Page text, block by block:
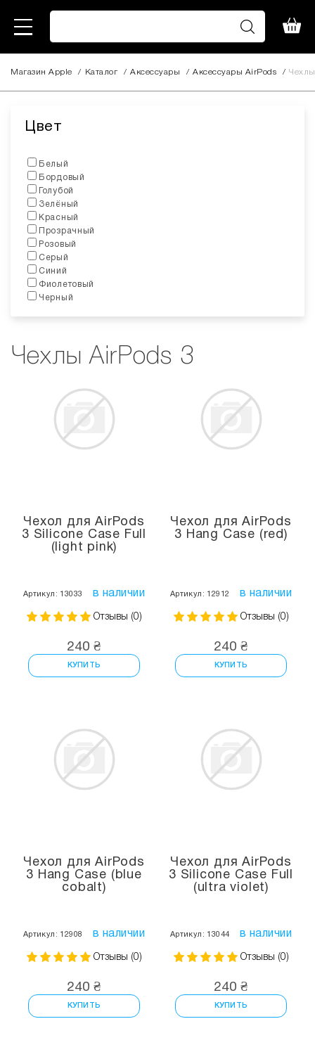
Магазин Apple / Каталог / Аксессуары / Aксессуары AirPods /
Цвет
Белый
Бордовый
Голубой
Зелёный
Красный
Прозрачный
Розовый
Серый
Синий
Фиолетовый
Черный
Чехлы AirPods 3
Чехол для AirPods
3 Silicone Case Full
(light pink)
Артикул: 13033 в наличии
Отзывы (0)
240 ₴
КУПИТЬ
Чехол для AirPods
3 Hang Case (red)
Артикул: 12912 в наличии
Отзывы (0)
240 ₴
КУПИТЬ
Чехол для AirPods
3 Hang Case (blue
cobalt)
Артикул: 12908 в наличии
Отзывы (0)
240 ₴
КУПИТЬ
Чехол для AirPods
3 Silicone Case Full
(ultra violet)
Артикул: 13044 в наличии
Отзывы (0)
240 ₴
КУПИТЬ